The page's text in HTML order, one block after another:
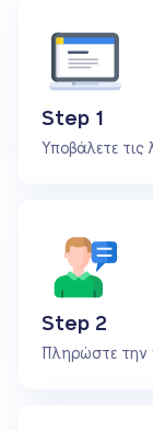
Step 1
Υποβάλετε τις
Step 2
Πληρώστε την